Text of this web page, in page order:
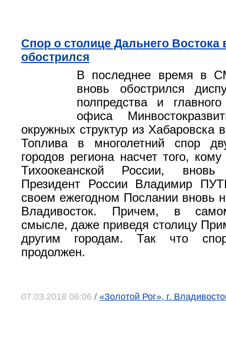
Спор о столице Дальнего Востока
обострился
В последнее время в
вновь обострился
полпредства и главного
офиса
окружных структур из Хабаровска
Топлива в многолетний спор
городов региона насчет того,
Тихоокеанской России,
Президент России Владимир
своем ежегодном Послании вновь
Владивосток. Причем, в
смысле, даже приведя столицу
другим городам. Так что
продолжен.
07.03.2018 06:06 / «Золотой Рог», г.